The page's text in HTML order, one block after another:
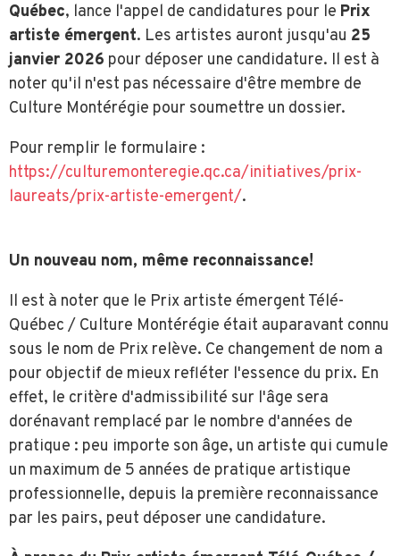
Québec, lance l'appel de candidatures pour le Prix
artiste émergent. Les artistes auront jusqu'au 25
janvier 2026 pour déposer une candidature. Il est à
noter qu'il n'est pas nécessaire d'être membre de
Culture Montérégie pour soumettre un dossier.
Pour remplir le formulaire :
https://culturemonteregie.qc.ca/initiatives/prix-
laureats/prix-artiste-emergent/.
Un nouveau nom, même reconnaissance!
Il est à noter que le Prix artiste émergent Télé-
Québec / Culture Montérégie était auparavant connu
sous le nom de Prix relève. Ce changement de nom a
pour objectif de mieux refléter l'essence du prix. En
effet, le critère d'admissibilité sur l'âge sera
dorénavant remplacé par le nombre d'années de
pratique : peu importe son âge, un artiste qui cumule
un maximum de 5 années de pratique artistique
professionnelle, depuis la première reconnaissance
par les pairs, peut déposer une candidature.